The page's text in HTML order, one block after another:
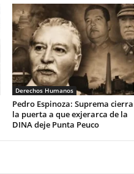
Derechos Humanos
Pedro Espinoza: Suprema cierra
la puerta a que exjerarca de la
DINA deje Punta Peuco